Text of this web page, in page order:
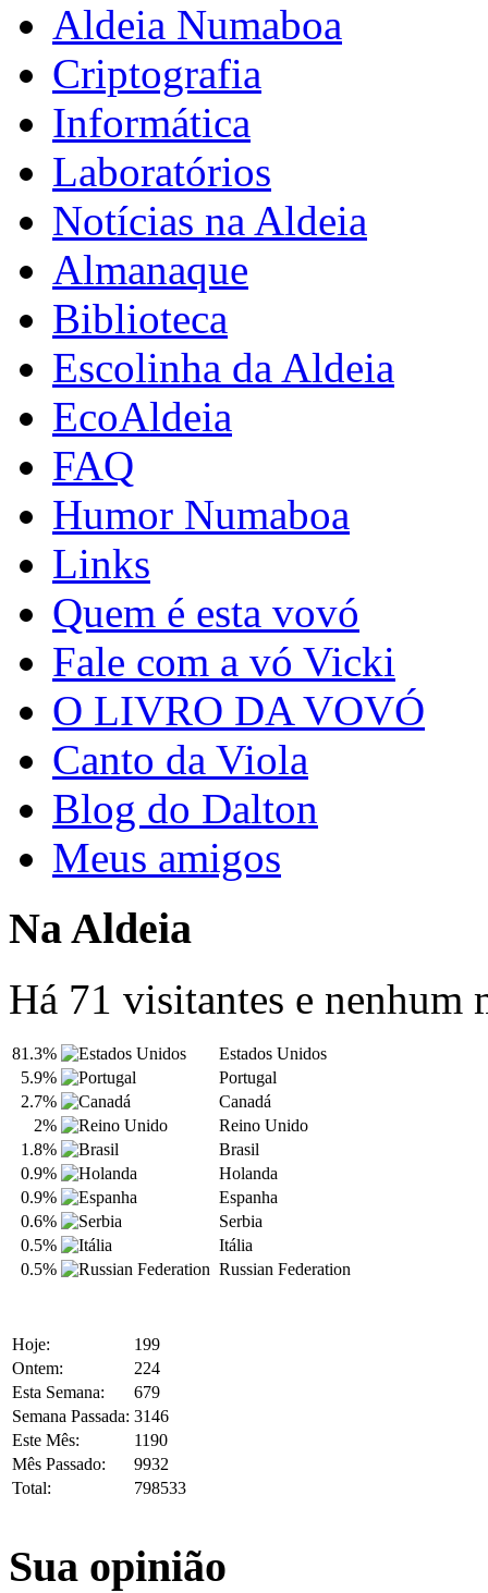
Aldeia Numaboa
Criptografia
Informática
Laboratórios
Notícias na Aldeia
Almanaque
Biblioteca
Escolinha da Aldeia
EcoAldeia
FAQ
Humor Numaboa
Links
Quem é esta vovó
Fale com a vó Vicki
O LIVRO DA VOVÓ
Canto da Viola
Blog do Dalton
Meus amigos
Na Aldeia
Há 71 visitantes e nenhum
81.3%
Estados Unidos
5.9%
Portugal
2.7%
Canadá
2%
Reino Unido
1.8%
Brasil
0.9%
Holanda
0.9%
Espanha
0.6%
Serbia
0.5%
Itália
0.5%
Russian Federation
Hoje:
199
Ontem:
224
Esta Semana:
679
Semana Passada: 3146
Este Mês:
1190
Mês Passado:
9932
Total:
798533
Sua opinião